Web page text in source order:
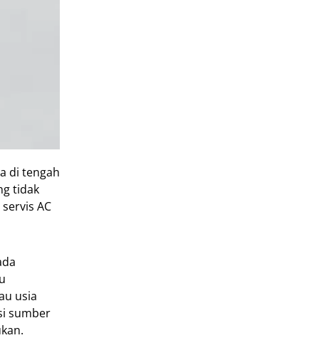
di tengah
tidak
AC
usia
sumber